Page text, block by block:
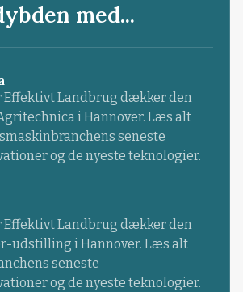
med...
Effektivt Landbrug dækker den
i Hannover. Læs alt
seneste
og de nyeste teknologier.
Effektivt Landbrug dækker den
udstilling i Hannover. Læs alt
seneste
og de nyeste teknologier.